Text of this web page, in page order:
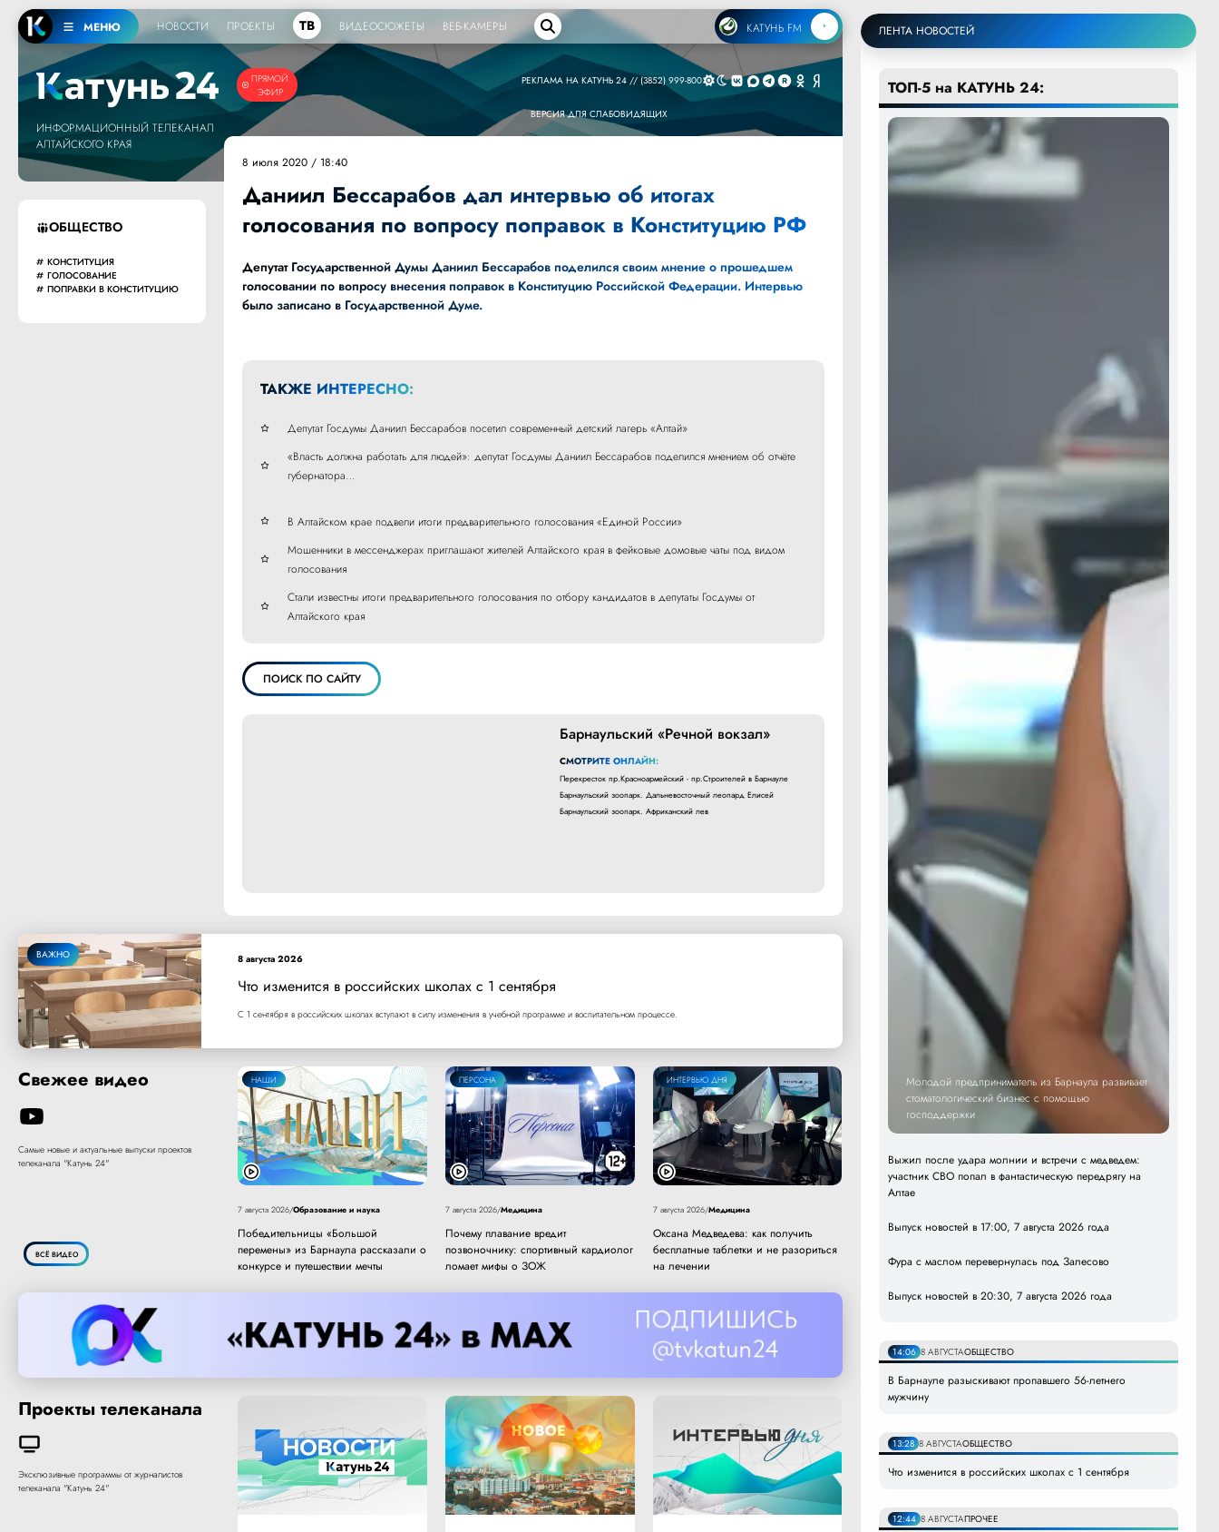
МЕНЮ НОВОСТИ ПРОЕКТЫ ТВ ВИДЕОСЮЖЕТЫ ВЕБ-КАМЕРЫ КАТУНЬ FM
ПРЯМОЙ
ЭФИР
ИНФОРМАЦИОННЫЙ ТЕЛЕКАНАЛ
АЛТАЙСКОГО КРАЯ
РЕКЛАМА НА КАТУНЬ 24 // (3852) 999-800
ВЕРСИЯ ДЛЯ СЛАБОВИДЯЩИХ
ОБЩЕСТВО
КОНСТИТУЦИЯ
ГОЛОСОВАНИЕ
ПОПРАВКИ В КОНСТИТУЦИЮ
8 июля 2020 / 18:40
Даниил Бессарабов дал интервью об итогах
голосования по вопросу поправок в Конституцию РФ
Депутат Государственной Думы Даниил Бессарабов поделился своим мнение о прошедшем
голосовании по вопросу внесения поправок в Конституцию Российской Федерации. Интервью
было записано в Государственной Думе.
ТАКЖЕ ИНТЕРЕСНО:
Депутат Госдумы Даниил Бессарабов посетил современный детский лагерь «Алтай»
«Власть должна работать для людей»: депутат Госдумы Даниил Бессарабов поделился мнением об отчёте
губернатора…
В Алтайском крае подвели итоги предварительного голосования «Единой России»
Мошенники в мессенджерах приглашают жителей Алтайского края в фейковые домовые чаты под видом
голосования
Стали известны итоги предварительного голосования по отбору кандидатов в депутаты Госдумы от
Алтайского края
ПОИСК ПО САЙТУ
Барнаульский «Речной вокзал»
СМОТРИТЕ ОНЛАЙН:
Перекресток пр.Красноармейский - пр.Строителей в Барнауле
Барнаульский зоопарк. Дальневосточный леопард Елисей
Барнаульский зоопарк. Африканский лев
ВАЖНО 8 августа 2026
Что изменится в российских школах с 1 сентября
С 1 сентября в российских школах вступают в силу изменения в учебной программе и воспитательном процессе.
Свежее видео
Самые новые и актуальные выпуски проектов
телеканала "Катунь 24"
ВСЁ ВИДЕО
НАШИ
7 августа 2026/Образование и наука
Победительницы «Большой
перемены» из Барнаула рассказали о
конкурсе и путешествии мечты
ПЕРСОНА
7 августа 2026/Медицина
Почему плавание вредит
позвоночнику: спортивный кардиолог
ломает мифы о ЗОЖ
ИНТЕРВЬЮ ДНЯ
7 августа 2026/Медицина
Оксана Медведева: как получить
бесплатные таблетки и не разориться
на лечении
Проекты телеканала
Эксклюзивные программы от журналистов
телеканала "Катунь 24"
ЛЕНТА НОВОСТЕЙ
ТОП-5 на КАТУНЬ 24:
Молодой предприниматель из Барнаула развивает
стоматологический бизнес с помощью
господдержки
Выжил после удара молнии и встречи с медведем:
участник СВО попал в фантастическую передрягу на
Алтае
Выпуск новостей в 17:00, 7 августа 2026 года
Фура с маслом перевернулась под Залесово
Выпуск новостей в 20:30, 7 августа 2026 года
14:06 8 АВГУСТАОБЩЕСТВО
В Барнауле разыскивают пропавшего 56-летнего
мужчину
13:28 8 АВГУСТАОБЩЕСТВО
Что изменится в российских школах с 1 сентября
12:44 8 АВГУСТАПРОЧЕЕ